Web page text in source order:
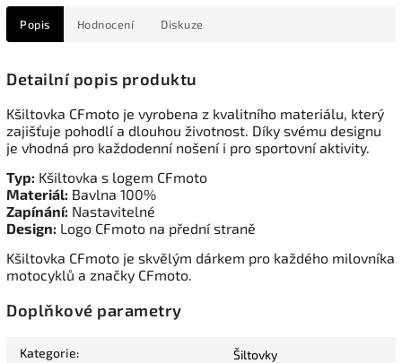
Popis Hodnocení Diskuze
Detailní popis produktu
Kšiltovka CFmoto je vyrobena z kvalitního materiálu, který
zajišťuje pohodlí a dlouhou životnost. Díky svému designu
je vhodná pro každodenní nošení i pro sportovní aktivity.
Typ: Kšiltovka s logem CFmoto
Materiál: Bavlna 100%
Zapínání: Nastavitelné
Design: Logo CFmoto na přední straně
Kšiltovka CFmoto je skvělým dárkem pro každého milovníka
motocyklů a značky CFmoto.
Doplňkové parametry
Kategorie: Šiltovky